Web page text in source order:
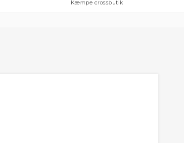
Kæmpe crossbutik